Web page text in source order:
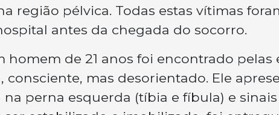
região pélvica. Todas estas vítimas
antes da chegada do socorro.
homem de 21 anos foi encontrado pelas
consciente, mas desorientado. Ele
na perna esquerda (tíbia e fíbula) e